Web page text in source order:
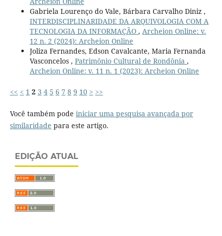
Gabriela Lourenço do Vale, Bárbara Carvalho Diniz ,
INTERDISCIPLINARIDADE DA ARQUIVOLOGIA COM A
TECNOLOGIA DA INFORMAÇÃO , Archeion Online: v.
12 n. 2 (2024): Archeion Online
Joliza Fernandes, Edson Cavalcante, Maria Fernanda
Vasconcelos , Patrimônio Cultural de Rondônia ,
Archeion Online: v. 11 n. 1 (2023): Archeion Online
<< < 1 2 3 4 5 6 7 8 9 10 > >>
Você também pode iniciar uma pesquisa avançada por
similaridade para este artigo.
EDIÇÃO ATUAL